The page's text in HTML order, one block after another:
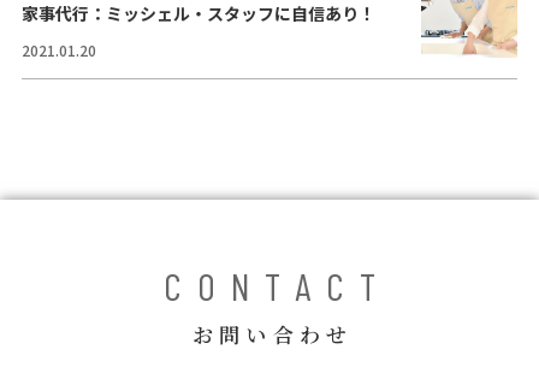
家事スタッフ募集
家事代行：ミッシェル・スタッフに自信あり！
2021.01.20
CONTACT
お問い合わせ